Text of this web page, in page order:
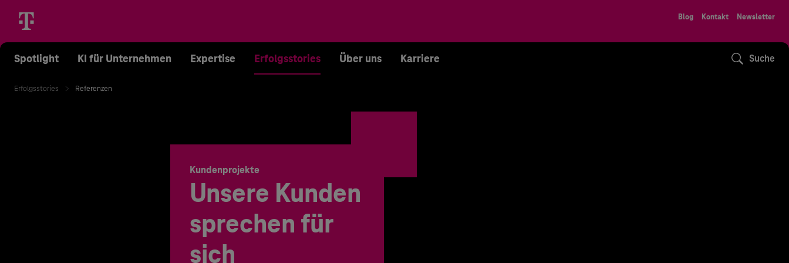
Blog Kontakt Newsletter
Spotlight KI für Unternehmen Expertise Erfolgsstories Über uns Karriere Suche
Erfolgsstories Referenzen
Kundenprojekte
Unsere Kunden
sprechen für
sich